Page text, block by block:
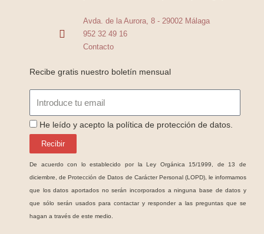
Avda. de la Aurora, 8 - 29002 Málaga
952 32 49 16
Contacto
Recibe gratis nuestro boletín mensual
ProteccionDatos
He leído y acepto la política de protección de datos.
Recibir
De acuerdo con lo establecido por la Ley Orgánica 15/1999, de 13 de
diciembre, de Protección de Datos de Carácter Personal (LOPD), le informamos
que los datos aportados no serán incorporados a ninguna base de datos y
que sólo serán usados para contactar y responder a las preguntas que se
hagan a través de este medio.